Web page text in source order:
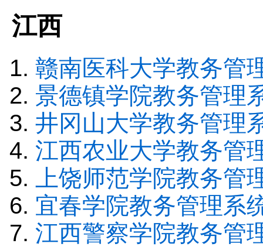
江西
赣南医科大学教务管
景德镇学院教务管理
井冈山大学教务管理
江西农业大学教务管
上饶师范学院教务管
宜春学院教务管理系
江西警察学院教务管